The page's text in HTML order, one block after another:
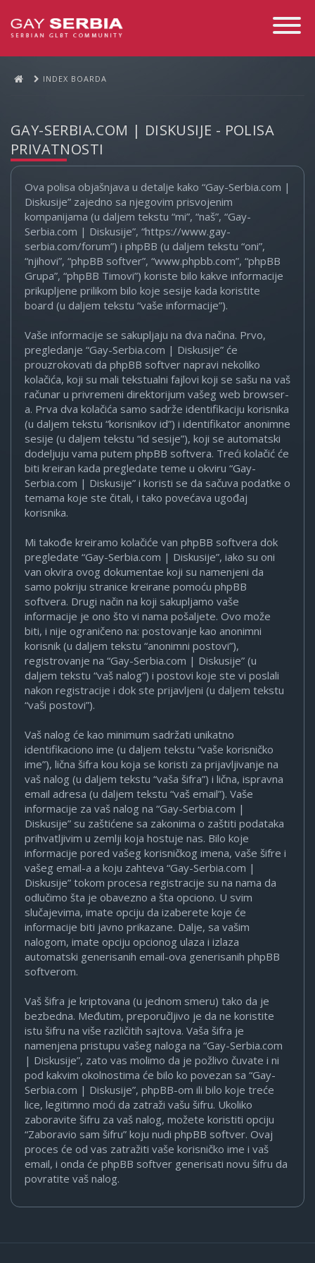
Toggle
INDEX BOARDA
GAY-SERBIA.COM | DISKUSIJE - POLISA
PRIVATNOSTI
Ova polisa objašnjava u detalje kako “Gay-Serbia.com |
Diskusije” zajedno sa njegovim prisvojenim
kompanijama (u daljem tekstu “mi”, “naš”, “Gay-
Serbia.com | Diskusije”, “https://www.gay-
serbia.com/forum”) i phpBB (u daljem tekstu “oni”,
“njihovi”, “phpBB softver”, “www.phpbb.com”, “phpBB
Grupa”, “phpBB Timovi”) koriste bilo kakve informacije
prikupljene prilikom bilo koje sesije kada koristite
board (u daljem tekstu “vaše informacije”).
Vaše informacije se sakupljaju na dva načina. Prvo,
pregledanje “Gay-Serbia.com | Diskusije” će
prouzrokovati da phpBB softver napravi nekoliko
kolačića, koji su mali tekstualni fajlovi koji se sašu na vaš
računar u privremeni direktorijum vašeg web browser-
a. Prva dva kolačića samo sadrže identifikaciju korisnika
(u daljem tekstu “korisnikov id”) i identifikator anonimne
sesije (u daljem tekstu “id sesije”), koji se automatski
dodeljuju vama putem phpBB softvera. Treći kolačić će
biti kreiran kada pregledate teme u okviru “Gay-
Serbia.com | Diskusije” i koristi se da sačuva podatke o
temama koje ste čitali, i tako povećava ugođaj
korisnika.
Mi takođe kreiramo kolačiće van phpBB softvera dok
pregledate “Gay-Serbia.com | Diskusije”, iako su oni
van okvira ovog dokumentae koji su namenjeni da
samo pokriju stranice kreirane pomoću phpBB
softvera. Drugi način na koji sakupljamo vaše
informacije je ono što vi nama pošaljete. Ovo može
biti, i nije ograničeno na: postovanje kao anonimni
korisnik (u daljem tekstu “anonimni postovi”),
registrovanje na “Gay-Serbia.com | Diskusije” (u
daljem tekstu “vaš nalog”) i postovi koje ste vi poslali
nakon registracije i dok ste prijavljeni (u daljem tekstu
“vaši postovi”).
Vaš nalog će kao minimum sadržati unikatno
identifikaciono ime (u daljem tekstu “vaše korisničko
ime”), lična šifra kou koja se koristi za prijavljivanje na
vaš nalog (u daljem tekstu “vaša šifra”) i lična, ispravna
email adresa (u daljem tekstu “vaš email”). Vaše
informacije za vaš nalog na “Gay-Serbia.com |
Diskusije” su zaštićene sa zakonima o zaštiti podataka
prihvatljivim u zemlji koja hostuje nas. Bilo koje
informacije pored vašeg korisničkog imena, vaše šifre i
vašeg email-a a koju zahteva “Gay-Serbia.com |
Diskusije” tokom procesa registracije su na nama da
odlučimo šta je obavezno a šta opciono. U svim
slučajevima, imate opciju da izaberete koje će
informacije biti javno prikazane. Dalje, sa vašim
nalogom, imate opciju opcionog ulaza i izlaza
automatski generisanih email-ova generisanih phpBB
softverom.
Vaš šifra je kriptovana (u jednom smeru) tako da je
bezbedna. Međutim, preporučljivo je da ne koristite
istu šifru na više različitih sajtova. Vaša šifra je
namenjena pristupu vašeg naloga na “Gay-Serbia.com
| Diskusije”, zato vas molimo da je požlivo čuvate i ni
pod kakvim okolnostima će bilo ko povezan sa “Gay-
Serbia.com | Diskusije”, phpBB-om ili bilo koje treće
lice, legitimno moći da zatraži vašu šifru. Ukoliko
zaboravite šifru za vaš nalog, možete koristiti opciju
“Zaboravio sam šifru” koju nudi phpBB softver. Ovaj
proces će od vas zatražiti vaše korisničko ime i vaš
email, i onda će phpBB softver generisati novu šifru da
povratite vaš nalog.